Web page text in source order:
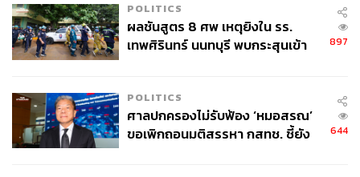
POLITICS
ผลชันสูตร 8 ศพ เหตุยิงใน รร.
เทพศิรินทร์ นนทบุรี พบกระสุนเข้า
897
POLITICS
ศาลปกครองไม่รับฟ้อง ‘หมอสรณ’
ขอเพิกถอนมติสรรหา กสทช. ชี้ยัง
644